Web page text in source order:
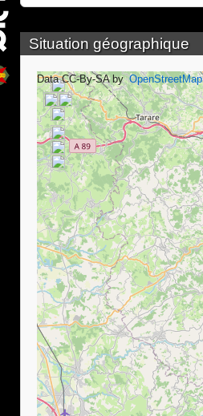
Situation géographique
Data CC-By-SA by OpenStreetMap